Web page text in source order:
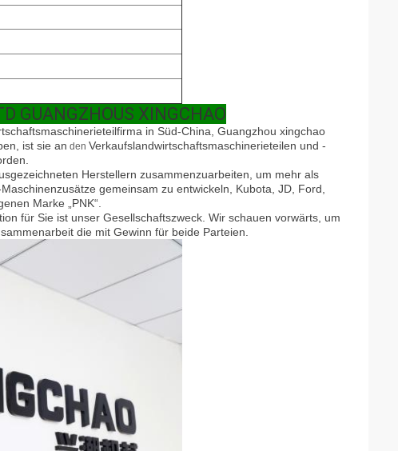
GUANGZHOUS XINGCHAO
maschinerieteilfirma in Süd-China, Guangzhou xingchao
ist sie an den Verkaufslandwirtschaftsmaschinerieteilen und -
Herstellern zusammenzuarbeiten , um mehr als
gemeinsam zu entwickeln, Kubota, JD, Ford,
Marke „PNK“.
für Sie ist unser Gesellschaftszweck. Wir schauen vorwärts, um
die mit Gewinn für beide Parteien.